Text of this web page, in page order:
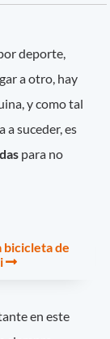
deporte,
a otro, hay
y como tal
a suceder, es
para no
bicicleta de
en este